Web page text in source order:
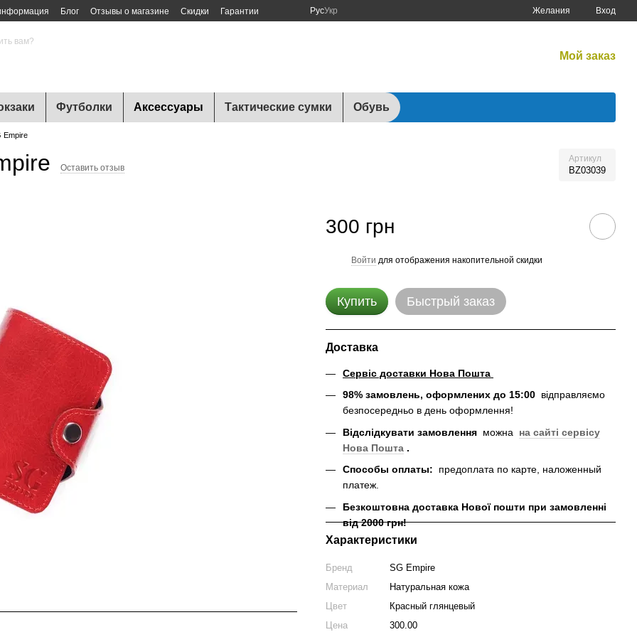
Блог Отзывы о магазине Скидки Гарантии РусУкр Желания Вход
вам?
Мой заказ
Футболки Аксессуары Тактические сумки Обувь
Empire
Оставить отзыв
Артикул
BZ03039
300 грн
Войти для отображения накопительной скидки
Купить Быстрый заказ
Доставка
Сервіс доставки Нова Пошта
98% замовлень, оформлених до 15:00 відправляємо
безпосередньо в день оформлення!
Відслідкувати замовлення можна на сайті сервісу
Нова Пошта .
Способы оплаты: предоплата по карте, наложенный
платеж.
Безкоштовна доставка Нової пошти при замовленні
від 2000 грн!
Характеристики
Бренд
SG Empire
Материал
Натуральная кожа
Цвет
Красный глянцевый
Цена
300.00